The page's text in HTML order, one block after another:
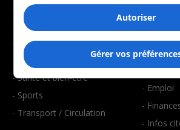
- Économie
- Éducation
- Environnement
- Faits divers
- Santé et bien-être
- Sports
- Transport / Circulation
- Art de
- Bien-
- Emploi
-
- Infos
Autoriser
Gérer vos